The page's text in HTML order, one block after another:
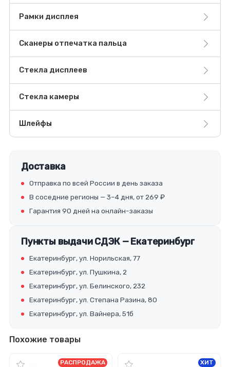
Рамки дисплея
Сканеры отпечатка пальца
Стекла дисплеев
Стекла камеры
Шлейфы
Доставка
Отправка по всей России в день заказа
В соседние регионы — 3–4 дня, от 269 ₽
Гарантия 90 дней на онлайн-заказы
Пункты выдачи СДЭК — Екатеринбург
Екатеринбург, ул. Норильская, 77
Екатеринбург, ул. Пушкина, 2
Екатеринбург, ул. Белинского, 232
Екатеринбург, ул. Степана Разина, 80
Екатеринбург, ул. Вайнера, 51б
Похожие товары
РАСПРОДАЖА ХИТ